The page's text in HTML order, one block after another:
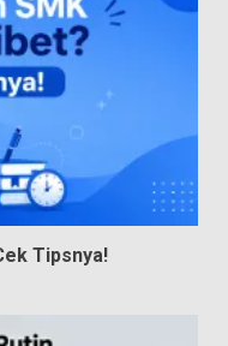
Tipsnya!